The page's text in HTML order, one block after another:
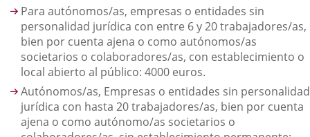
Para autónomos/as, empresas o entidades sin
personalidad jurídica con entre 6 y 20 trabajadores/as,
bien por cuenta ajena o como autónomos/as
societarios o colaboradores/as, con establecimiento o
local abierto al público: 4000 euros.
Autónomos/as, Empresas o entidades sin personalidad
jurídica con hasta 20 trabajadores/as, bien por cuenta
ajena o como autónomo/as societarios o